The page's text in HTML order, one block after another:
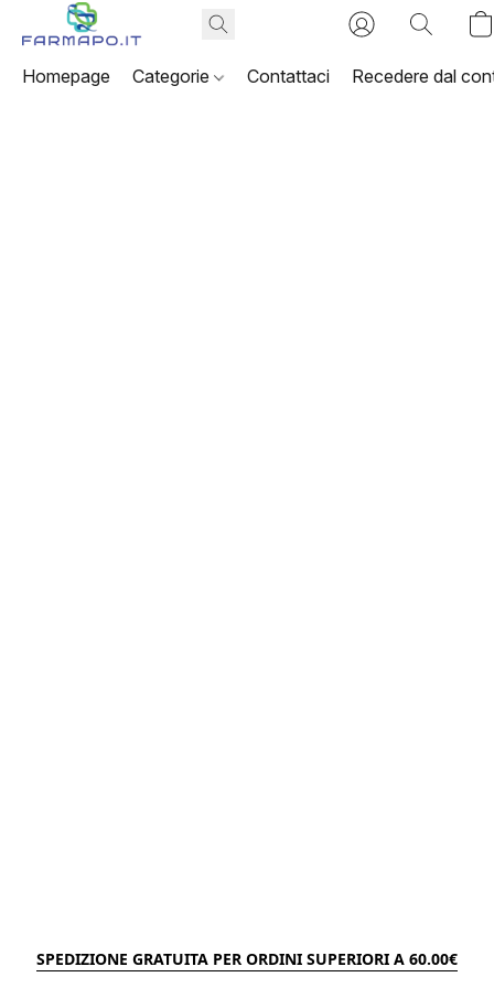
Homepage Categorie Contattaci Recedere dal
SPEDIZIONE GRATUITA PER ORDINI SUPERIORI A 60.00€